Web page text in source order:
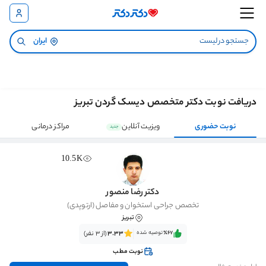
ایران
دریافت نوبت دکتر متخصص دیسک گردن تبریز
نوبت حضوری ویزیت آنلاین جدید مراکز درمانی
10.5K
دکتر رضا منصور
تخصص جراحی استخوان و مفاصل (ارتوپدی)
تبریز
٪67‌‌‌توصیه شده 3.33(از 3 نفر)
نوبت مطب